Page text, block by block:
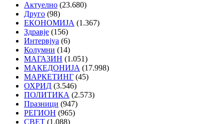
Актуелно (23.680)
Друго (98)
ЕКОНОМИЈА (1.367)
Здравје (156)
Интервјуа (6)
Колумни (14)
МАГАЗИН (1.051)
МАКЕДОНИЈА (17.998)
МАРКЕТИНГ (45)
ОХРИД (3.546)
ПОЛИТИКА (2.573)
Празници (947)
РЕГИОН (965)
СВЕТ (1.088)